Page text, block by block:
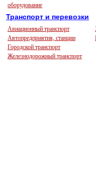
оборудование
Транспорт и перевозки
Авиационный транспорт
Автопредприятия, станции
Городской транспорт
Железнодорожный транспорт